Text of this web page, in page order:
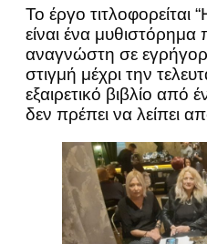
Το έργο τιτλοφορείται
είναι ένα μυθιστόρημα
αναγνώστη σε
στιγμή μέχρι την
εξαιρετικό βιβλίο
δεν πρέπει να λείπει